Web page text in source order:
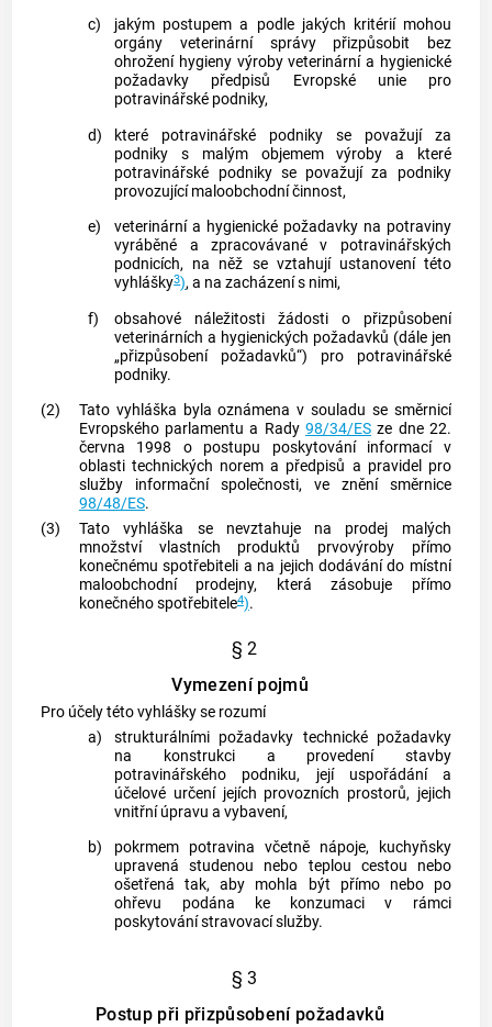
c)
jakým postupem a podle jakých kritérií mohou
orgány veterinární správy přizpůsobit bez
ohrožení hygieny výroby veterinární a hygienické
požadavky předpisů Evropské unie pro
potravinářské podniky,
d)
které potravinářské podniky se považují za
podniky s malým objemem výroby a které
potravinářské podniky se považují za podniky
provozující maloobchodní činnost,
e)
veterinární a hygienické požadavky na potraviny
vyráběné a zpracovávané v potravinářských
podnicích, na něž se vztahují ustanovení této
vyhlášky3), a na zacházení s nimi,
f)
obsahové náležitosti žádosti o přizpůsobení
veterinárních a hygienických požadavků (dále jen
„přizpůsobení požadavků“) pro potravinářské
podniky.
(2)
Tato vyhláška byla oznámena v souladu se směrnicí
Evropského parlamentu a Rady 98/34/ESze dne 22.
června 1998 o postupu poskytování informací v
oblasti technických norem a předpisů a pravidel pro
služby informační společnosti, ve znění směrnice
98/48/ES.
(3)
Tato vyhláška se nevztahuje na prodej malých
množství vlastních produktů prvovýroby přímo
konečnémuspotřebiteli a na jejich dodávání do místní
maloobchodní prodejny, která zásobuje přímo
konečnéhospotřebitele4).
§ 2
Vymezení pojmů
Pro účely této vyhlášky se rozumí
a)
strukturálními požadavky technické požadavky
na konstrukci a provedení stavby
potravinářského podniku, její uspořádání a
účelové určení jejích provozních prostorů, jejich
vnitřní úpravu a vybavení,
b)
pokrmem potravina včetně nápoje, kuchyňsky
upravená studenou nebo teplou cestou nebo
ošetřená tak, aby mohla být přímo nebo po
ohřevu podána ke konzumaci v rámci
poskytování stravovací služby.
§ 3
Postup při přizpůsobení požadavků